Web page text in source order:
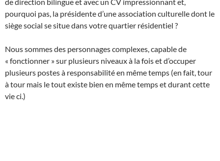
pourquoi pas, la présidente d’une association culturelle dont le
siège social se situe dans votre quartier résidentiel ?
Nous sommes des personnages complexes, capable de
« fonctionner » sur plusieurs niveaux à la fois et d’occuper
plusieurs postes à responsabilité en même temps (en fait, tour
à tour mais le tout existe bien en même temps et durant cette
vie ci.)